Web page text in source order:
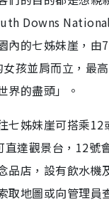
Downs
內的七姊妹崖，由
孩並肩而立，最
界的盡頭」。
七姊妹崖可搭乘12
直達觀景台，12號
品店，設有飲水機
取地圖或向管理員